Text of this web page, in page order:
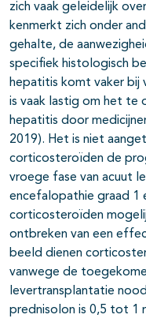
zich vaak geleidelijk
kenmerkt zich onder
gehalte, de
specifiek histologisch
hepatitis komt vaker bij
is vaak lastig om het te
hepatitis door
2019). Het is niet
corticosteroïden de
vroege fase van acuut
encefalopathie graad 1
corticosteroïden
ontbreken van een
beeld dienen
vanwege de
levertransplantatie
prednisolon is 0,5 tot